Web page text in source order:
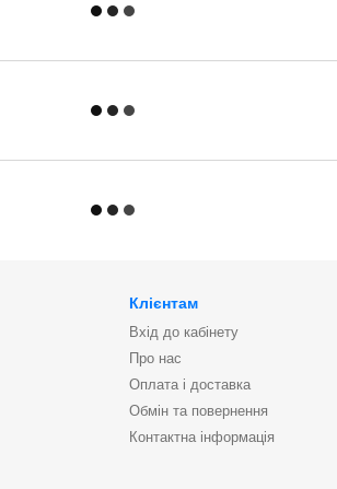
Клієнтам
Вхід до кабінету
Про нас
Оплата і доставка
Обмін та повернення
Контактна інформація